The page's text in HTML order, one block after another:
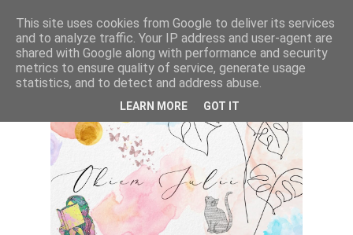
This site uses cookies from Google to deliver its services
and to analyze traffic. Your IP address and user-agent are
shared with Google along with performance and security
metrics to ensure quality of service, generate usage
statistics, and to detect and address abuse.
LEARN MORE GOT IT